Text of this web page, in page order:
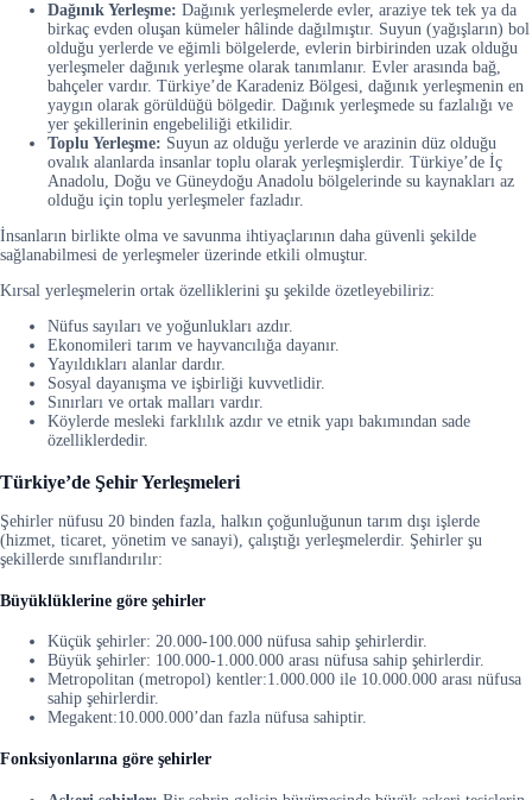
Dağınık Yerleşme: Dağınık yerleşmelerde evler, araziye tek tek ya da
birkaç evden oluşan kümeler hâlinde dağılmıştır. Suyun (yağışların) bol
olduğu yerlerde ve eğimli bölgelerde, evlerin birbirinden uzak olduğu
yerleşmeler dağınık yerleşme olarak tanımlanır. Evler arasında bağ,
bahçeler vardır. Türkiye’de Karadeniz Bölgesi, dağınık yerleşmenin en
yaygın olarak görüldüğü bölgedir. Dağınık yerleşmede su fazlalığı ve
yer şekillerinin engebeliliği etkilidir.
Toplu Yerleşme: Suyun az olduğu yerlerde ve arazinin düz olduğu
ovalık alanlarda insanlar toplu olarak yerleşmişlerdir. Türkiye’de İç
Anadolu, Doğu ve Güneydoğu Anadolu bölgelerinde su kaynakları az
olduğu için toplu yerleşmeler fazladır.
İnsanların birlikte olma ve savunma ihtiyaçlarının daha güvenli şekilde
sağlanabilmesi de yerleşmeler üzerinde etkili olmuştur.
Kırsal yerleşmelerin ortak özelliklerini şu şekilde özetleyebiliriz:
Nüfus sayıları ve yoğunlukları azdır.
Ekonomileri tarım ve hayvancılığa dayanır.
Yayıldıkları alanlar dardır.
Sosyal dayanışma ve işbirliği kuvvetlidir.
Sınırları ve ortak malları vardır.
Köylerde mesleki farklılık azdır ve etnik yapı bakımından sade
özelliklerdedir.
Türkiye’de Şehir Yerleşmeleri
Şehirler nüfusu 20 binden fazla, halkın çoğunluğunun tarım dışı işlerde
(hizmet, ticaret, yönetim ve sanayi), çalıştığı yerleşmelerdir. Şehirler şu
şekillerde sınıflandırılır:
Büyüklüklerine göre şehirler
Küçük şehirler: 20.000-100.000 nüfusa sahip şehirlerdir.
Büyük şehirler: 100.000-1.000.000 arası nüfusa sahip şehirlerdir.
Metropolitan (metropol) kentler:1.000.000 ile 10.000.000 arası nüfusa
sahip şehirlerdir.
Megakent:10.000.000’dan fazla nüfusa sahiptir.
Fonksiyonlarına göre şehirler